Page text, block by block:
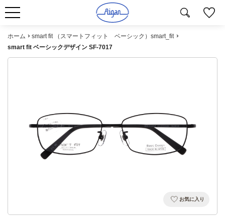
ホーム
smart fit （スマートフィット ベーシック）smart_fit
smart fit ベーシックデザイン SF-7017
お気に入り